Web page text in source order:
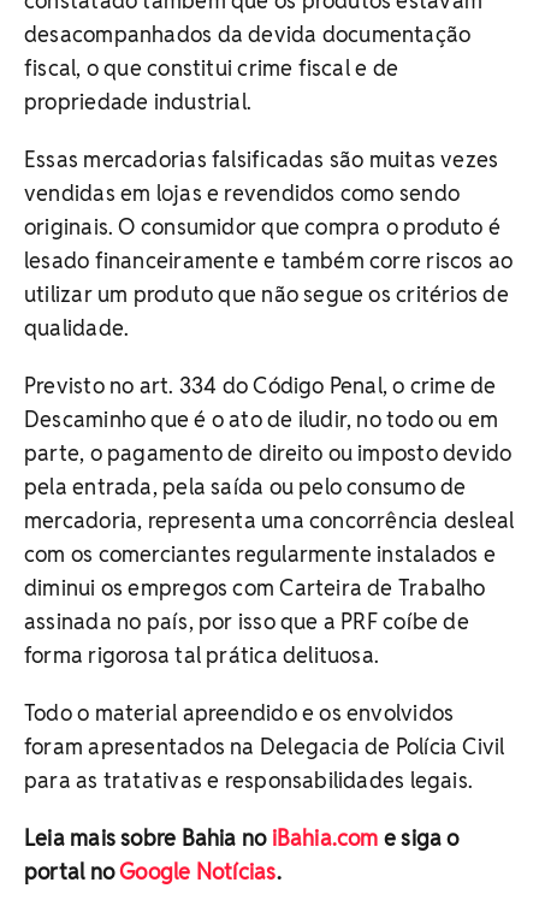
desacompanhados da devida documentação
fiscal, o que constitui crime fiscal e de
propriedade industrial.
Essas mercadorias falsificadas são muitas vezes
vendidas em lojas e revendidos como sendo
originais. O consumidor que compra o produto é
lesado financeiramente e também corre riscos ao
utilizar um produto que não segue os critérios de
qualidade.
Previsto no art. 334 do Código Penal, o crime de
Descaminho que é o ato de iludir, no todo ou em
parte, o pagamento de direito ou imposto devido
pela entrada, pela saída ou pelo consumo de
mercadoria, representa uma concorrência desleal
com os comerciantes regularmente instalados e
diminui os empregos com Carteira de Trabalho
assinada no país, por isso que a PRF coíbe de
forma rigorosa tal prática delituosa.
Todo o material apreendido e os envolvidos
foram apresentados na Delegacia de Polícia Civil
para as tratativas e responsabilidades legais.
Leia mais sobre Bahia no iBahia.com e siga o
portal noGoogle Notícias.